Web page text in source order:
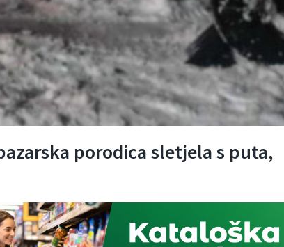
porodica sletjela s puta,